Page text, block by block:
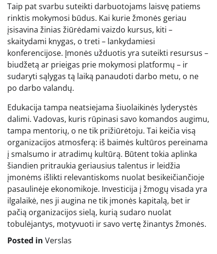
Taip pat svarbu suteikti darbuotojams laisvę patiems
rinktis mokymosi būdus. Kai kurie žmonės geriau
įsisavina žinias žiūrėdami vaizdo kursus, kiti –
skaitydami knygas, o treti – lankydamiesi
konferencijose. Įmonės užduotis yra suteikti resursus –
biudžetą ar prieigas prie mokymosi platformų – ir
sudaryti sąlygas tą laiką panaudoti darbo metu, o ne
po darbo valandų.
Edukacija tampa neatsiejama šiuolaikinės lyderystės
dalimi. Vadovas, kuris rūpinasi savo komandos augimu,
tampa mentorių, o ne tik prižiūrėtoju. Tai keičia visą
organizacijos atmosferą: iš baimės kultūros pereinama
į smalsumo ir atradimų kultūrą. Būtent tokia aplinka
šiandien pritraukia geriausius talentus ir leidžia
įmonėms išlikti relevantiskoms nuolat besikeičiančioje
pasaulinėje ekonomikoje. Investicija į žmogų visada yra
ilgalaikė, nes ji augina ne tik įmonės kapitalą, bet ir
pačią organizacijos sielą, kurią sudaro nuolat
tobulėjantys, motyvuoti ir savo vertę žinantys žmonės.
Posted in Verslas